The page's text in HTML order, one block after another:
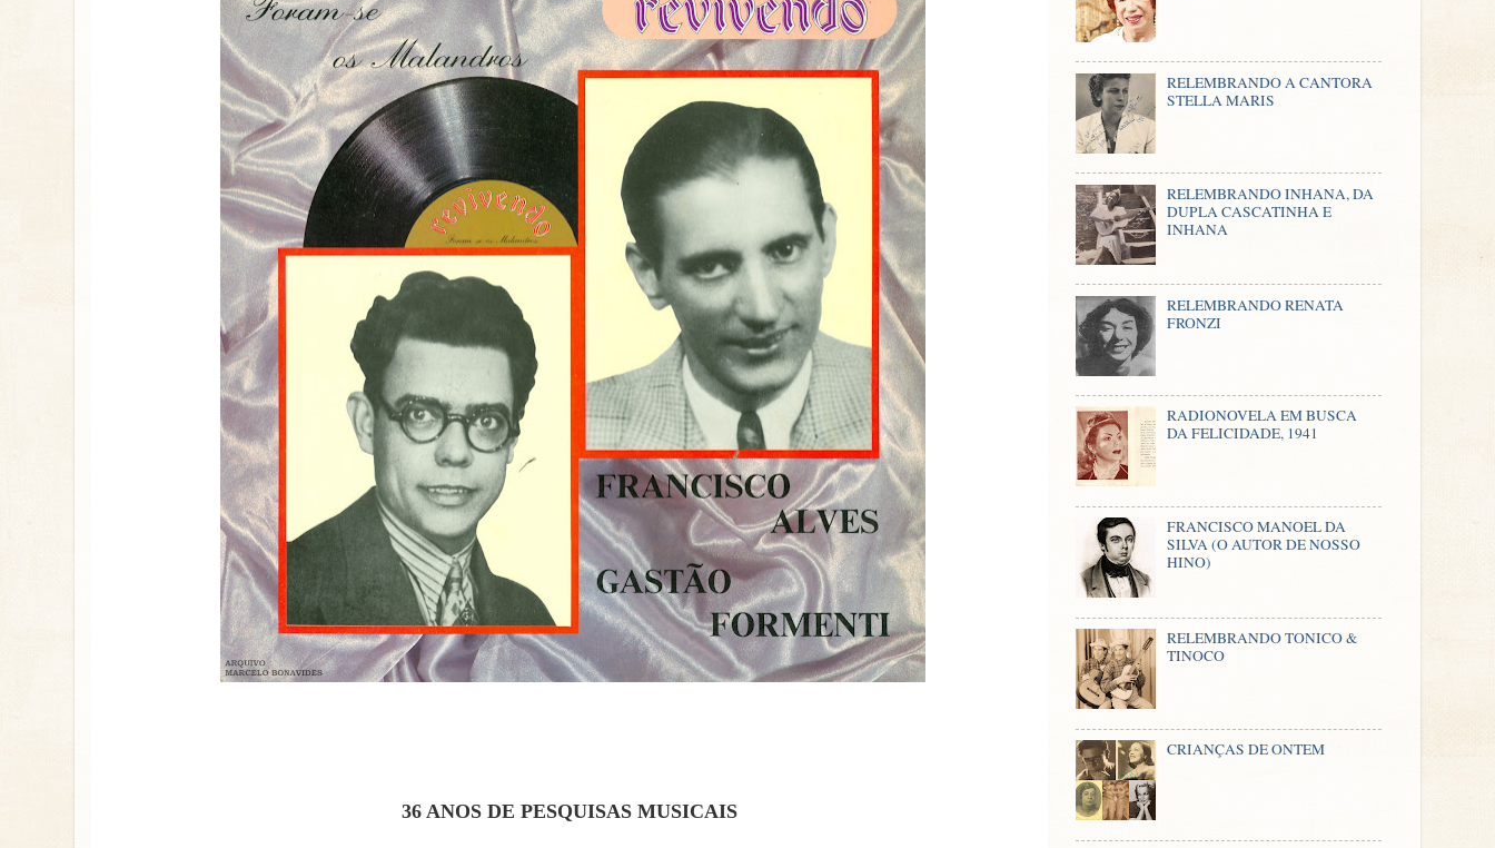
36 ANOS DE PESQUISAS MUSICAIS
RELEMBRANDO A CANTORA
STELLA MARIS
RELEMBRANDO INHANA, DA
DUPLA CASCATINHA E
INHANA
RELEMBRANDO RENATA
FRONZI
RADIONOVELA EM BUSCA
DA FELICIDADE, 1941
FRANCISCO MANOEL DA
SILVA (O AUTOR DE NOSSO
HINO)
RELEMBRANDO TONICO &
TINOCO
CRIANÇAS DE ONTEM